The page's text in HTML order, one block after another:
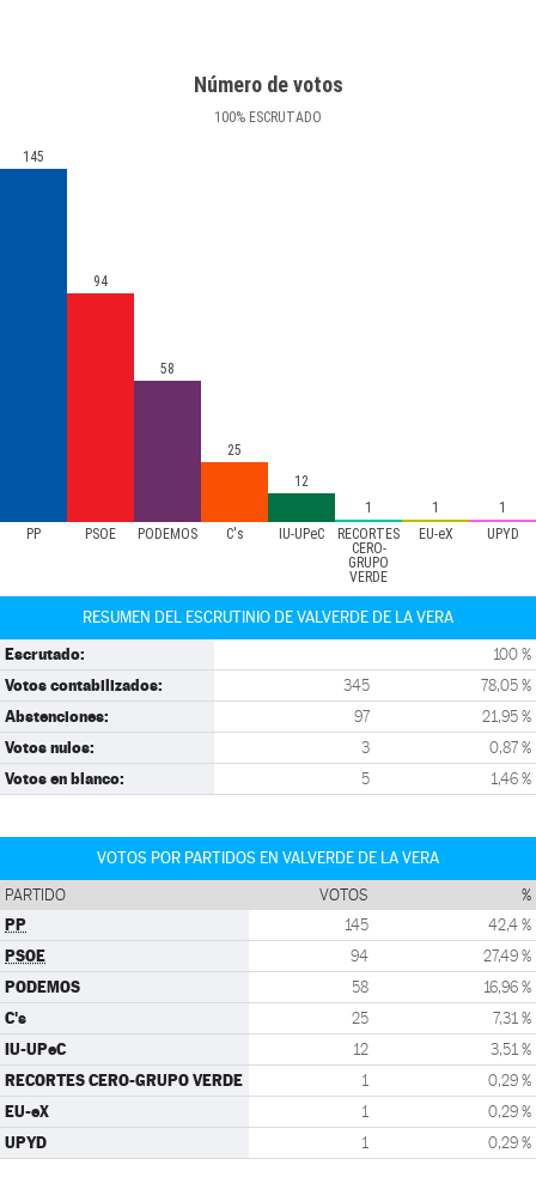
Número de votos
100% ESCRUTADO
PP PSOE PODEMOS C's IU-UPeC
RECORTES
CERO-
GRUPO
VERDE
EU-eX UPYD
145
94
58
25
12
1
1 1
RESUMEN DEL ESCRUTINIO DE VALVERDE DE LA VERA
Escrutado: 100 %
Votos contabilizados: 345 78,05 %
Abstenciones: 97 21,95 %
Votos nulos: 3 0,87 %
Votos en blanco: 5 1,46 %
VOTOS POR PARTIDOS EN VALVERDE DE LA VERA
PARTIDO VOTOS %
PP 145 42,4 %
PSOE 94 27,49 %
PODEMOS 58 16,96 %
C's 25 7,31 %
IU-UPeC 12 3,51 %
RECORTES CERO-GRUPO VERDE 1 0,29 %
EU-eX 1 0,29 %
UPYD 1 0,29 %